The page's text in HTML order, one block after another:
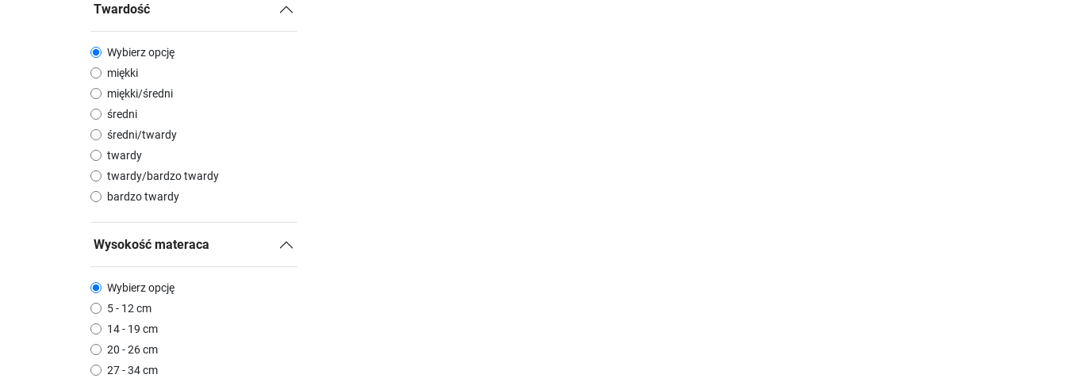
Twardość
Wybierz opcję
miękki
miękki/średni
średni
średni/twardy
twardy
twardy/bardzo twardy
bardzo twardy
Wysokość materaca
Wybierz opcję
5 - 12 cm
14 - 19 cm
20 - 26 cm
27 - 34 cm